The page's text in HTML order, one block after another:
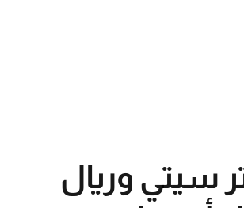
سيتي وريال